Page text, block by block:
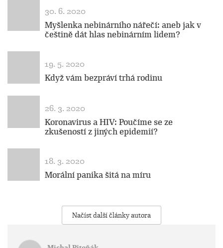
30. 6. 2020
Myšlenka nebinárního nářečí: aneb jak v
češtině dát hlas nebinárním lidem?
19. 5. 2020
Když vám bezpráví trhá rodinu
26. 3. 2020
Koronavirus a HIV: Poučíme se ze
zkušeností z jiných epidemií?
18. 3. 2020
Morální panika šitá na míru
Načíst další články autora